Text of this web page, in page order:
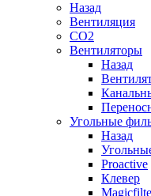
Назад
Вентиляция
СО2
Вентиляторы
Назад
Угольные
Назад
Proactive
Клевер